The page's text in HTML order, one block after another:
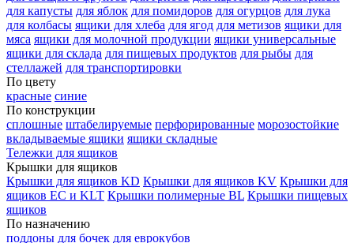
для капусты для яблок для помидоров для огурцов для лука
для колбасы ящики для хлеба для ягод для метизов ящики для
мяса ящики для молочной продукции ящики универсальные
ящики для склада для пищевых продуктов для рыбы для
стеллажей для транспортировки
По цвету
красные синие
По конструкции
сплошные штабелируемые перфорированные морозостойкие
вкладываемые ящики ящики складные
Тележки для ящиков
Крышки для ящиков
Крышки для ящиков KD Крышки для ящиков KV Крышки для
ящиков EC и KLT Крышки полимерные BL Крышки пищевых
ящиков
По назначению
поддоны для бочек для еврокубов